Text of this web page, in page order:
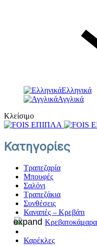
Ελληνικά
Αγγλικά
Κλείσιμο
Κατηγορίες
Τραπεζαρία
Μπουφές
Σαλόνι
Τραπεζάκια
Συνθέσεις
Καναπές – Κρεβάτι
Κρεβατοκάμαρα
Καρέκλες